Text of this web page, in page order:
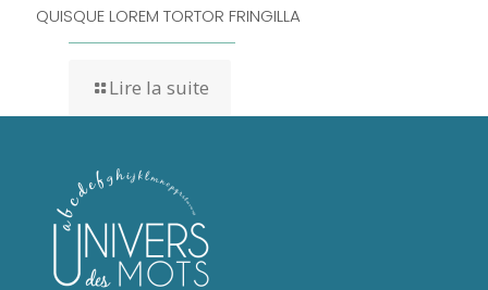
QUISQUE LOREM TORTOR FRINGILLA
Lire la suite